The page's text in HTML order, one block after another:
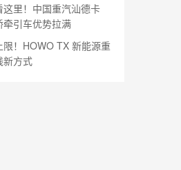
里！中国重汽汕德卡
引车优势拉满
限！HOWO TX 新能源重
新方式